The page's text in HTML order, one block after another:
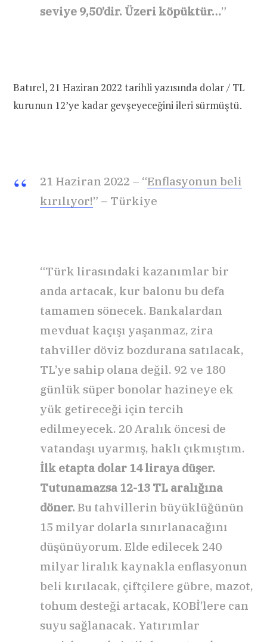
seviye 9,50’dir. Üzeri köpüktür…”
Batırel, 21 Haziran 2022 tarihli yazısında dolar / TL
kurunun 12’ye kadar gevşeyeceğini ileri sürmüştü.
21 Haziran 2022 – “Enflasyonun beli
kırılıyor!” – Türkiye
“Türk lirasındaki kazanımlar bir
anda artacak, kur balonu bu defa
tamamen sönecek. Bankalardan
mevduat kaçışı yaşanmaz, zira
tahviller döviz bozdurana satılacak,
TL’ye sahip olana değil. 92 ve 180
günlük süper bonolar hazineye ek
yük getireceği için tercih
edilmeyecek. 20 Aralık öncesi de
vatandaşı uyarmış, haklı çıkmıştım.
İlk etapta dolar 14 liraya düşer.
Tutunamazsa 12-13 TL aralığına
döner. Bu tahvillerin büyüklüğünün
15 milyar dolarla sınırlanacağını
düşünüyorum. Elde edilecek 240
milyar liralık kaynakla enflasyonun
beli kırılacak, çiftçilere gübre, mazot,
tohum desteği artacak, KOBİ’lere can
suyu sağlanacak. Yatırımlar